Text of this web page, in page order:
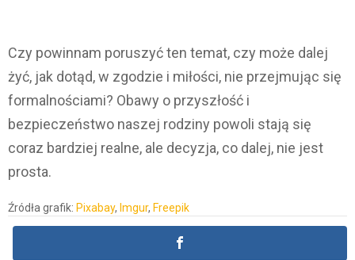
Czy powinnam poruszyć ten temat, czy może dalej
żyć, jak dotąd, w zgodzie i miłości, nie przejmując się
formalnościami? Obawy o przyszłość i
bezpieczeństwo naszej rodziny powoli stają się
coraz bardziej realne, ale decyzja, co dalej, nie jest
prosta.
Źródła grafik: Pixabay, Imgur, Freepik